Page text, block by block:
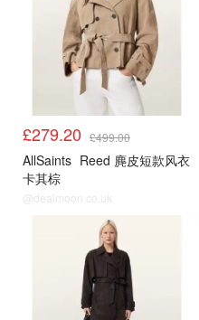
£279.20 £499.00
AllSaints Reed 麂皮短款风衣
卡其棕
@dealmoon.co.uk